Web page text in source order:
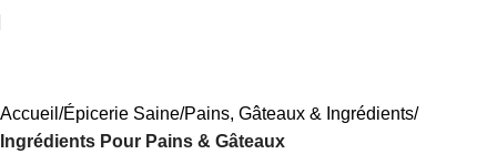
Accueil Épicerie Saine Pains, Gâteaux & Ingrédients
Ingrédients Pour Pains & Gâteaux